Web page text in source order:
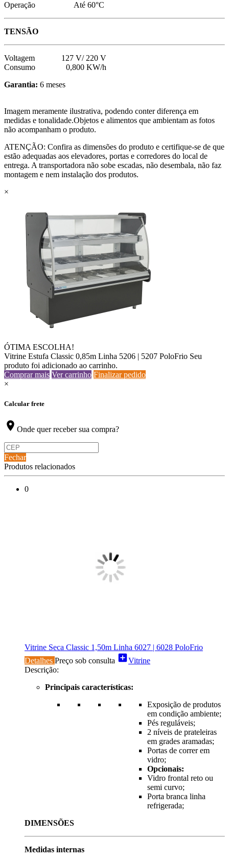
Operação Até 60°C
TENSÃO
Voltagem 127 V/ 220 V
Consumo 0,800 KW/h
Garantia: 6 meses
Imagem meramente ilustrativa, podendo conter diferença em
medidas e tonalidade.Objetos e alimentos que ambientam as fotos
não acompanham o produto.
ATENÇÃO: Confira as dimensões do produto e certifique-se de que
estão adequadas aos elevadores, portas e corredores do local de
entrega. A transportadora não sobe escadas, não desembala, não faz
montagem e nem instalação dos produtos.
×
ÓTIMA ESCOLHA!
Vitrine Estufa Classic 0,85m Linha 5206 | 5207 PoloFrio Seu
produto foi adicionado ao carrinho.
Comprar mais Ver carrinho Finalizar pedido
×
Calcular frete
location_on Onde quer receber sua compra?
Fechar
Produtos relacionados
0
Vitrine Seca Classic 1,50m Linha 6027 | 6028 PoloFrio
Detalhes Preço sob consulta add_boxVitrine
Descrição:
Principais características:
Exposição de produtos
em condição ambiente;
Pés reguláveis;
2 níveis de prateleiras
em grades aramadas;
Portas de correr em
vidro;
Opcionais:
Vidro frontal reto ou
semi curvo;
Porta branca linha
refrigerada;
DIMENSÕES
Medidas internas